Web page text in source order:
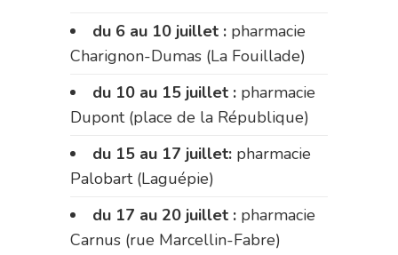
du 6 au 10 juillet : pharmacie
Charignon-Dumas (La Fouillade)
du 10 au 15 juillet : pharmacie
Dupont (place de la République)
du 15 au 17 juillet: pharmacie
Palobart (Laguépie)
du 17 au 20 juillet : pharmacie
Carnus (rue Marcellin-Fabre)